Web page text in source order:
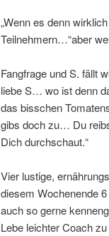
„Wenn es denn
Teilnehmern…“aber
Fangfrage und S. fällt
liebe S… wo ist denn
das bisschen
gibs doch zu… Du
Dich durchschaut.“
Vier lustige,
diesem Wochenende
auch so gerne
Lebe leichter Coach